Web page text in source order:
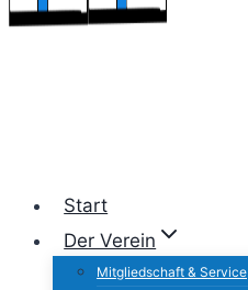
Start
Der Verein
Mitgliedschaft & Service